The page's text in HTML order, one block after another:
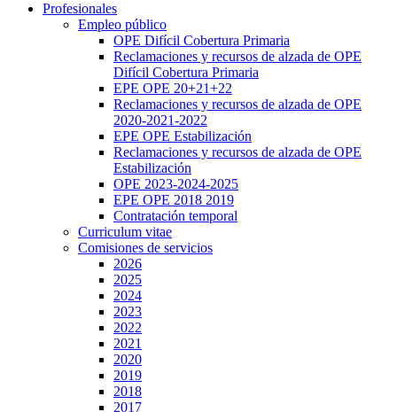
Profesionales
Empleo público
OPE Difícil Cobertura Primaria
Reclamaciones y recursos de alzada de OPE
Difícil Cobertura Primaria
EPE OPE 20+21+22
Reclamaciones y recursos de alzada de OPE
2020-2021-2022
EPE OPE Estabilización
Reclamaciones y recursos de alzada de OPE
Estabilización
OPE 2023-2024-2025
EPE OPE 2018 2019
Contratación temporal
Curriculum vitae
Comisiones de servicios
2026
2025
2024
2023
2022
2021
2020
2019
2018
2017